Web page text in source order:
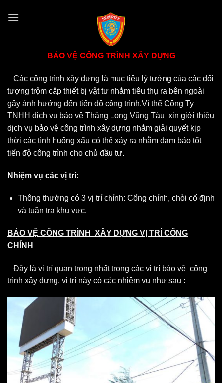
BẢO VỆ CÔNG TRÌNH XÂY DỰNG
Các công trình xây dựng là mục tiêu lý tưởng của các đối
tượng trộm cắp thiết bị vật tư nhằm tiêu thụ ra bên ngoài
gây ảnh hưởng đến tiến độ công trình.Vì thế Công Ty
TNHH dịch vụ bảo vệ Thăng Long Vũng Tàu xin giới thiệu
dịch vụ bảo vệ công trình xây dựng nhằm giải quyết kịp
thời các tình huống xấu có thể xảy ra nhằm đảm bảo tốt
tiến độ công trình cho chủ đầu tư.
Nhiệm vụ các vị trí:
Thông thường có 3 vị trí chính: Cổng chính, chòi cố định
và tuần tra khu vực.
BẢO VỆ CÔNG TRÌNH XÂY DỰNG VỊ TRÍ CỔNG
CHÍNH
Đây là vị trí quan trọng nhất trong các vị trí bảo vệ công
trình xây dựng, vị trí này có các nhiệm vụ như sau :